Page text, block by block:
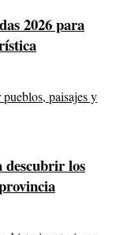
2026 para
descubrir los